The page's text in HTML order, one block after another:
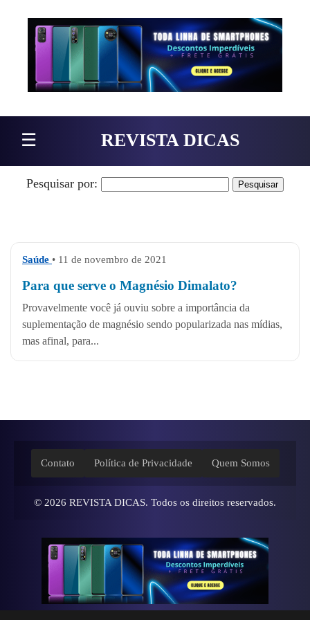
Pular para o conteúdo
☰ REVISTA DICAS
Pesquisar por:
Saúde • 11 de novembro de 2021
Para que serve o Magnésio Dimalato?
Provavelmente você já ouviu sobre a importância da
suplementação de magnésio sendo popularizada nas mídias,
mas afinal, para...
Contato Política de Privacidade Quem Somos
© 2026 REVISTA DICAS. Todos os direitos reservados.